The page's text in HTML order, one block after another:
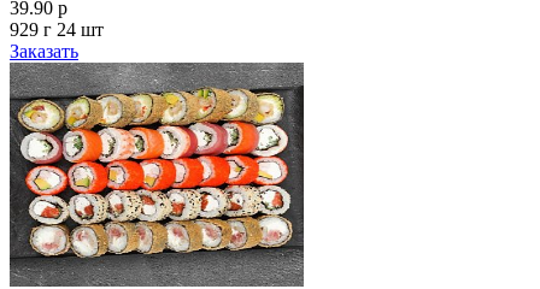
39.90 р
929 г 24 шт
Заказать